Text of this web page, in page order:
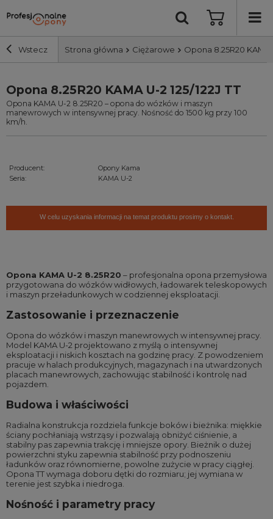
Wstecz Strona główna Ciężarowe Opona 8.25R20 KAMA
Szerokość i profil
Średnica
Nośność
Opona 8.25R20 KAMA U-2 125/122J TT
Opona KAMA U-2 8.25R20 – opona do wózków i maszyn
manewrowych w intensywnej pracy. Nośność do 1500 kg przy 100
km/h.
Producent:
Opony Kama
Seria:
KAMA U-2
W celu uzyskania informacji na temat produktu prosimy o kontakt.
Opona KAMA U-2 8.25R20 – profesjonalna opona przemysłowa
przygotowana do wózków widłowych, ładowarek teleskopowych
i maszyn przeładunkowych w codziennej eksploatacji.
Zastosowanie i przeznaczenie
Opona do wózków i maszyn manewrowych w intensywnej pracy.
Model KAMA U-2 projektowano z myślą o intensywnej
eksploatacji i niskich kosztach na godzinę pracy. Z powodzeniem
pracuje w halach produkcyjnych, magazynach i na utwardzonych
placach manewrowych, zachowując stabilność i kontrolę nad
pojazdem.
Budowa i właściwości
Radialna konstrukcja rozdziela funkcje boków i bieżnika: miękkie
ściany pochłaniają wstrząsy i pozwalają obniżyć ciśnienie, a
stabilny pas zapewnia trakcję i mniejsze opory. Bieżnik o dużej
powierzchni styku zapewnia stabilność przy podnoszeniu
ładunków oraz równomierne, powolne zużycie w pracy ciągłej.
Opona TT wymaga doboru dętki do rozmiaru; jej wymiana w
terenie jest szybka i niedroga.
Nośność i parametry pracy